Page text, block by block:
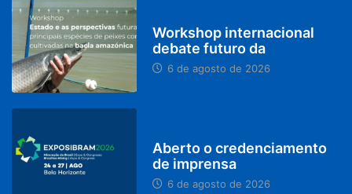
Workshop internacional
debate futuro da
6 de agosto de 2026
Aberto o credenciamento
de imprensa
6 de agosto de 2026